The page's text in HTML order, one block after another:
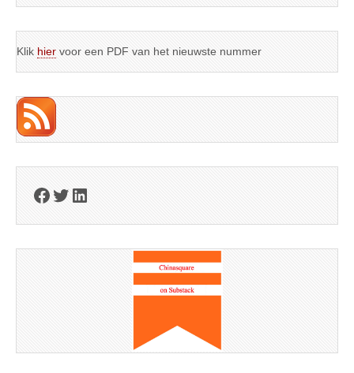
Klik hier voor een PDF van het nieuwste nummer
Facebook
Twitter
LinkedIn